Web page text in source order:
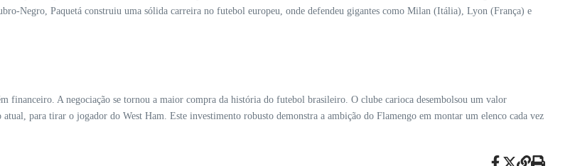
Negro, Paquetá construiu uma sólida carreira no futebol europeu, onde defendeu gigantes como Milan (Itália), Lyon (França) e
financeiro. A negociação se tornou a maior compra da história do futebol brasileiro. O clube carioca desembolsou um valor
para tirar o jogador do West Ham. Este investimento robusto demonstra a ambição do Flamengo em montar um elenco cada vez